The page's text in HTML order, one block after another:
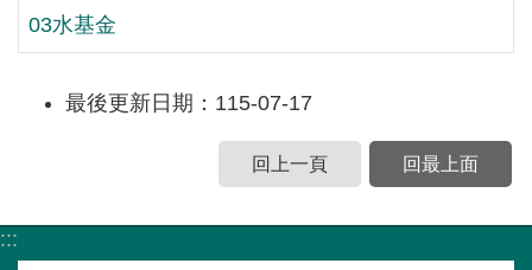
於
我
紹
03水基金
最後更新日期：115-07-17
回上一頁 回最上面
:::